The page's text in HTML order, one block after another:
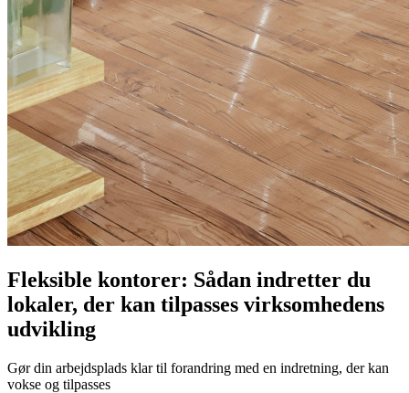
Fleksible kontorer: Sådan indretter du
lokaler, der kan tilpasses virksomhedens
udvikling
Gør din arbejdsplads klar til forandring med en indretning, der kan
vokse og tilpasses